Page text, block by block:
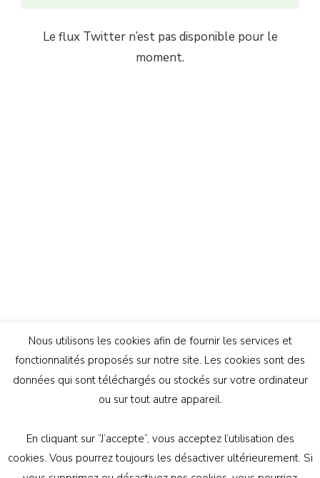
Le flux Twitter n’est pas disponible pour le
moment.
Génération Athée
. Tous droits
réservés.
Vilva | Développé par
Nous utilisons les cookies afin de fournir les services et
fonctionnalités proposés sur notre site. Les cookies sont des
données qui sont téléchargés ou stockés sur votre ordinateur
ou sur tout autre appareil.
En cliquant sur ”J’accepte”, vous acceptez l’utilisation des
cookies. Vous pourrez toujours les désactiver ultérieurement. Si